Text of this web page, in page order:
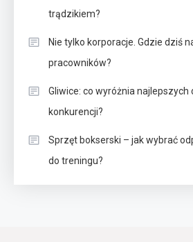
trądzikiem?
Nie tylko korporacje. Gdzie dziś
pracowników?
Gliwice: co wyróżnia
konkurencji?
Sprzęt bokserski – jak wybrać
do treningu?